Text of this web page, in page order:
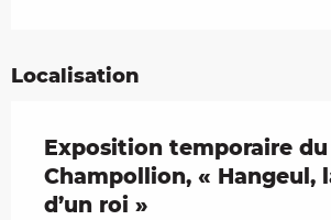
Localisation
Exposition temporaire
Champollion, « Hangeul,
d’un roi »